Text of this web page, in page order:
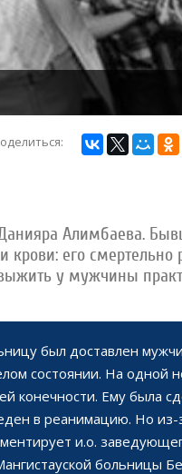
Алимбаева.
крови: его смертельно
у мужчины
был доставлен
состоянии. На одной
конечности. Ему была
в реанимацию. Но
и.о.
больницы